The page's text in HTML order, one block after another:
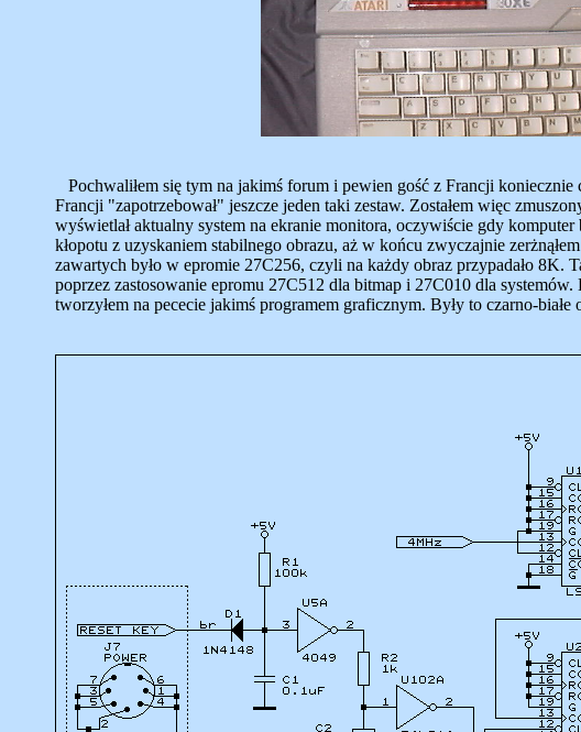
Pochwaliłem się tym na jakimś forum i pewien gość z Francji koniecznie
Francji "zapotrzebował" jeszcze jeden taki zestaw. Zostałem więc
wyświetlał aktualny system na ekranie monitora, oczywiście gdy
kłopotu z uzyskaniem stabilnego obrazu, aż w końcu zwyczajnie
zawartych było w epromie 27C256, czyli na każdy obraz przypadało 8K.
poprzez zastosowanie epromu 27C512 dla bitmap i 27C010 dla
tworzyłem na pececie jakimś programem graficznym. Były to czarno-